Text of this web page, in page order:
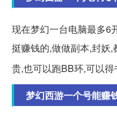
现在梦幻一台电脑最多6
挺赚钱的,做做副本,封妖
贵,也可以跑BB环,可以得
梦幻西游一个号能赚